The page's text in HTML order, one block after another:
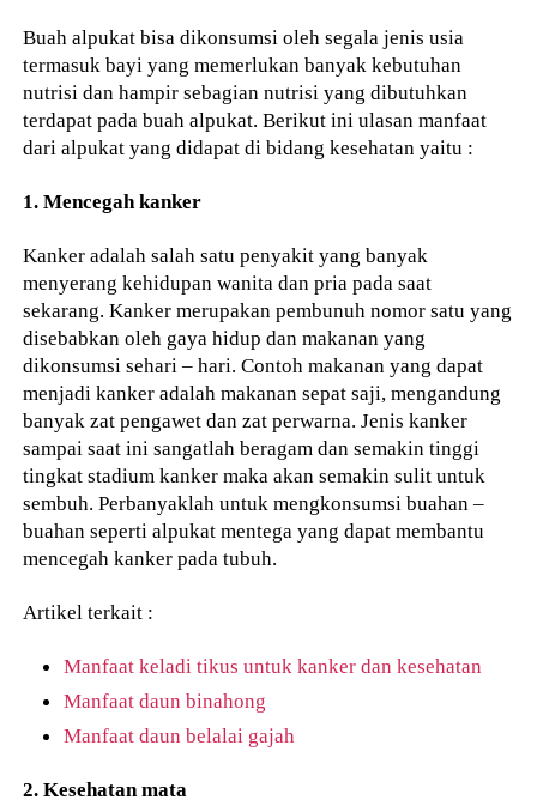
Buah alpukat bisa dikonsumsi oleh segala jenis usia
termasuk bayi yang memerlukan banyak kebutuhan
nutrisi dan hampir sebagian nutrisi yang dibutuhkan
terdapat pada buah alpukat. Berikut ini ulasan manfaat
dari alpukat yang didapat di bidang kesehatan yaitu :
1. Mencegah kanker
Kanker adalah salah satu penyakit yang banyak
menyerang kehidupan wanita dan pria pada saat
sekarang. Kanker merupakan pembunuh nomor satu yang
disebabkan oleh gaya hidup dan makanan yang
dikonsumsi sehari – hari. Contoh makanan yang dapat
menjadi kanker adalah makanan sepat saji, mengandung
banyak zat pengawet dan zat perwarna. Jenis kanker
sampai saat ini sangatlah beragam dan semakin tinggi
tingkat stadium kanker maka akan semakin sulit untuk
sembuh. Perbanyaklah untuk mengkonsumsi buahan –
buahan seperti alpukat mentega yang dapat membantu
mencegah kanker pada tubuh.
Artikel terkait :
Manfaat keladi tikus untuk kanker dan kesehatan
Manfaat daun binahong
Manfaat daun belalai gajah
2. Kesehatan mata